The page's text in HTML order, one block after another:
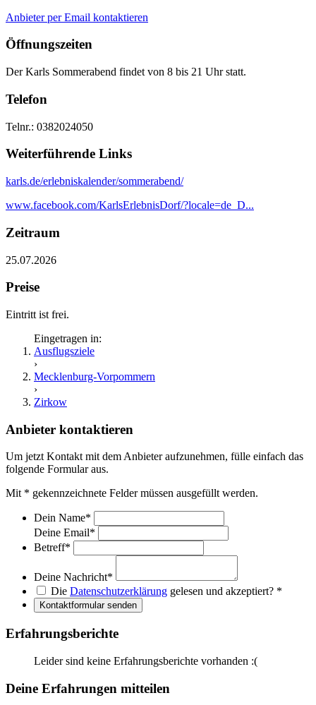
Anbieter per Email kontaktieren
Öffnungszeiten
Der Karls Sommerabend findet von 8 bis 21 Uhr statt.
Telefon
Telnr.: 0382024050
Weiterführende Links
karls.de/erlebniskalender/sommerabend/
www.facebook.com/KarlsErlebnisDorf/?locale=de_D...
Zeitraum
25.07.2026
Preise
Eintritt ist frei.
Eingetragen in:
Ausflugsziele
›
Mecklenburg-Vorpommern
›
Zirkow
Anbieter kontaktieren
Um jetzt Kontakt mit dem Anbieter aufzunehmen, fülle einfach das
folgende Formular aus.
Mit * gekennzeichnete Felder müssen ausgefüllt werden.
Dein Name*
Deine Email*
Betreff*
Deine Nachricht*
Die Datenschutzerklärung gelesen und akzeptiert? *
Kontaktformular senden
Erfahrungsberichte
Leider sind keine Erfahrungsberichte vorhanden :(
Deine Erfahrungen mitteilen